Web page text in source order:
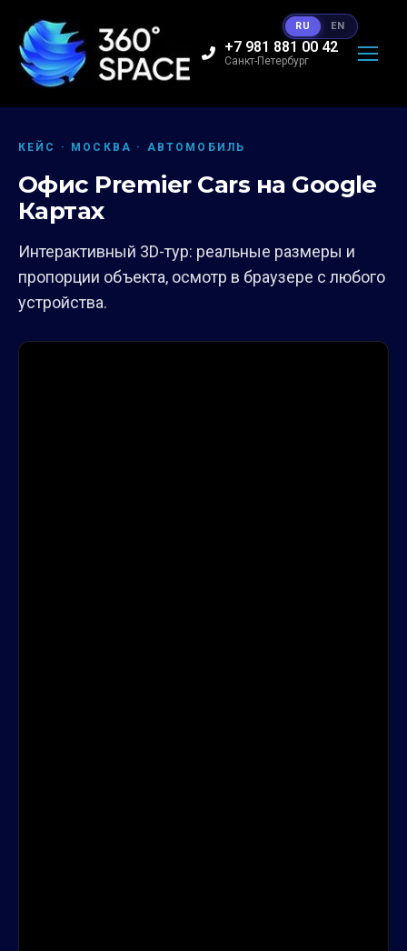
+7 981 881 00 42
Санкт-Петербург
КЕЙС · МОСКВА · АВТОМОБИЛЬ
Офис Premier Cars на Google
Картах
Интерактивный 3D-тур: реальные размеры и
пропорции объекта, осмотр в браузере с любого
устройства.
RU EN